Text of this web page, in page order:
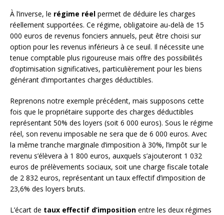
À l’inverse, le régime réel permet de déduire les charges
réellement supportées. Ce régime, obligatoire au-delà de 15
000 euros de revenus fonciers annuels, peut être choisi sur
option pour les revenus inférieurs à ce seuil. Il nécessite une
tenue comptable plus rigoureuse mais offre des possibilités
d’optimisation significatives, particulièrement pour les biens
générant d’importantes charges déductibles.
Reprenons notre exemple précédent, mais supposons cette
fois que le propriétaire supporte des charges déductibles
représentant 50% des loyers (soit 6 000 euros). Sous le régime
réel, son revenu imposable ne sera que de 6 000 euros. Avec
la même tranche marginale d’imposition à 30%, l’impôt sur le
revenu s’élèvera à 1 800 euros, auxquels s’ajouteront 1 032
euros de prélèvements sociaux, soit une charge fiscale totale
de 2 832 euros, représentant un taux effectif d’imposition de
23,6% des loyers bruts.
L’écart de taux effectif d’imposition entre les deux régimes